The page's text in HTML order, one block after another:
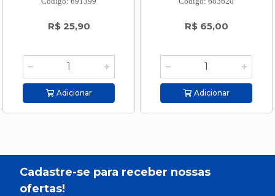
R$ 25,90
Adicionar
R$ 65,00
Adicionar
Cadastre-se para receber nossas
ofertas!